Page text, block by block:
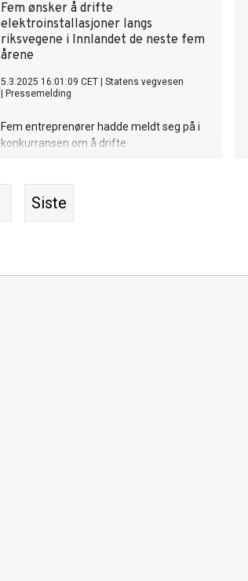
Fem ønsker å drifte
elektroinstallasjoner langs
riksvegene i Innlandet de neste fem
årene
5.3.2025 16:01:09 CET
Statens vegvesen
Pressemelding
Fem entreprenører hadde meldt seg på i
konkurransen om å drifte
Siste